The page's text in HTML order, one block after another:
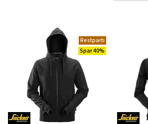
Restparti
Spar 40%